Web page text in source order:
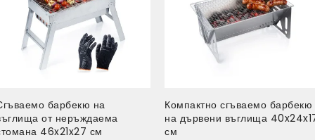
барбекю на
от неръждаема
46x21x27 см
Компактно сгъваемо барбекю
на дървени въглища
см